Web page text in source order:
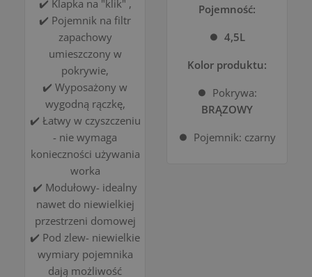
✔️ Klapka na "klik" ,
✔️ Pojemnik na filtr
zapachowy
umieszczony w
pokrywie,
✔️ Wyposażony w
wygodną rączkę,
✔️ Łatwy w czyszczeniu
- nie wymaga
konieczności używania
worka
✔️ Modułowy- idealny
nawet do niewielkiej
przestrzeni domowej
✔️ Pod zlew- niewielkie
wymiary pojemnika
dają możliwość
Pojemność:
⏺️ 4,5L
Kolor produktu:
⏺️ Pokrywa:
BRĄZOWY
⏺️ Pojemnik: czarny